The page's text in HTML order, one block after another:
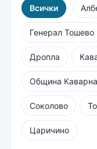
Всички
Генерал Тошево
Дропла
Община Каварна
Соколово
Царичино